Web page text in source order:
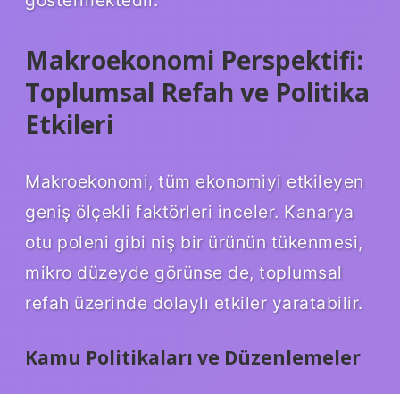
Makroekonomi Perspektifi:
Toplumsal Refah ve Politika
Etkileri
Makroekonomi, tüm ekonomiyi etkileyen
geniş ölçekli faktörleri inceler. Kanarya
otu poleni gibi niş bir ürünün tükenmesi,
mikro düzeyde görünse de, toplumsal
refah üzerinde dolaylı etkiler yaratabilir.
Kamu Politikaları ve Düzenlemeler